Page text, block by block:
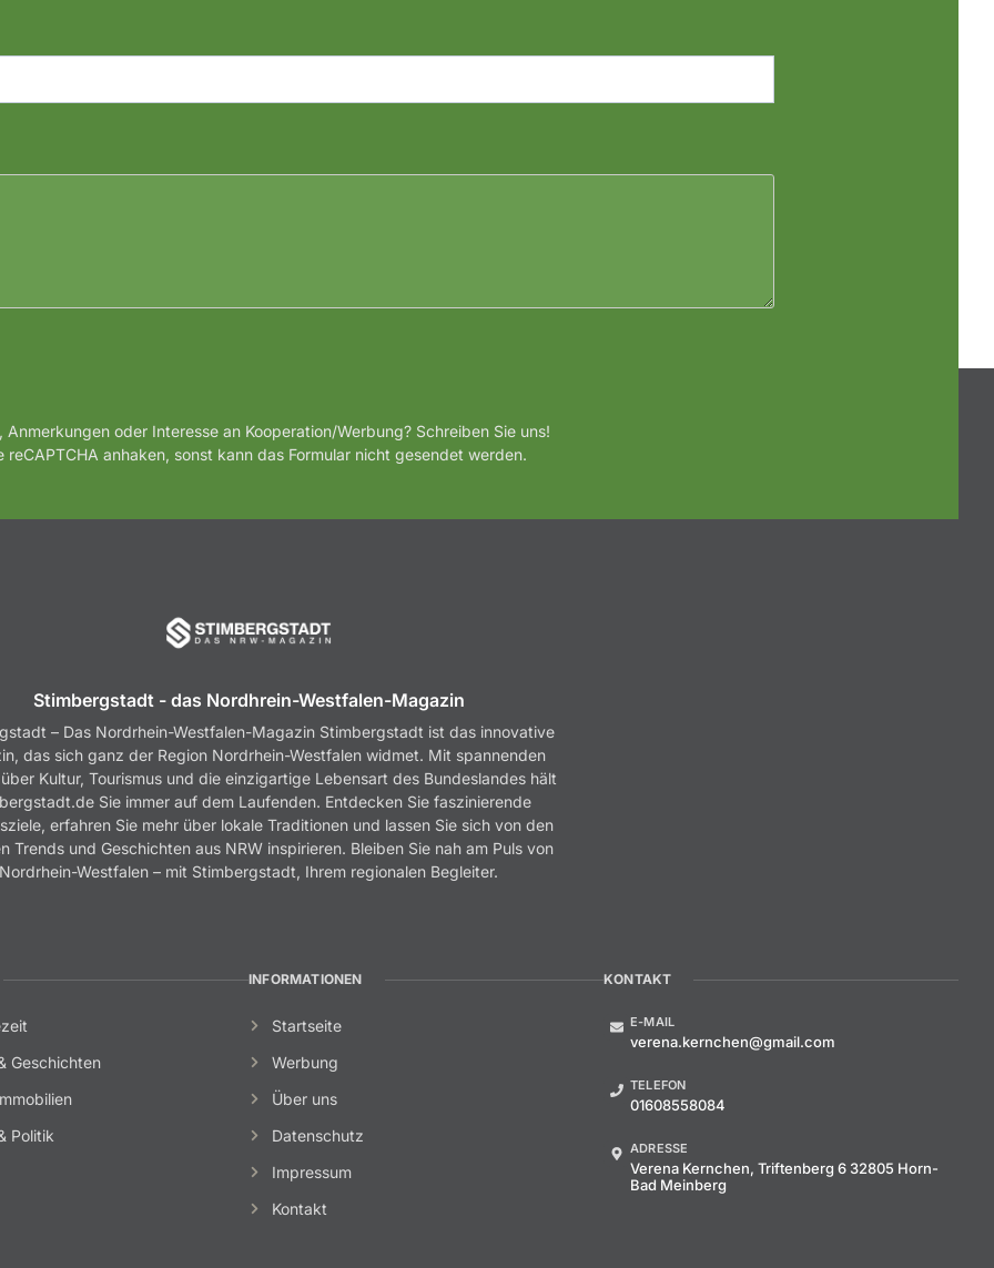
Anmerkungen oder Interesse an Kooperation/Werbung? Schreiben Sie uns!
reCAPTCHA anhaken, sonst kann das Formular nicht gesendet werden.
Stimbergstadt - das Nordhrein-Westfalen-Magazin
– Das Nordrhein-Westfalen-Magazin Stimbergstadt ist das innovative
das sich ganz der Region Nordrhein-Westfalen widmet. Mit spannenden
Kultur, Tourismus und die einzigartige Lebensart des Bundeslandes hält
Sie immer auf dem Laufenden. Entdecken Sie faszinierende
erfahren Sie mehr über lokale Traditionen und lassen Sie sich von den
Trends und Geschichten aus NRW inspirieren. Bleiben Sie nah am Puls von
Nordrhein-Westfalen – mit Stimbergstadt, Ihrem regionalen Begleiter.
Geschichten
Politik
INFORMATIONEN
Startseite
Werbung
Über uns
Datenschutz
Impressum
Kontakt
KONTAKT
E-MAIL
verena.kernchen@gmail.com
TELEFON
01608558084
ADRESSE
Verena Kernchen, Triftenberg 6 32805 Horn-
Bad Meinberg